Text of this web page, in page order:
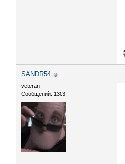
SANDR54
veteran
Сообщений: 1303